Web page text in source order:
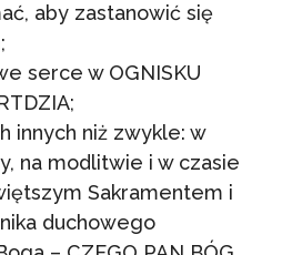
aby zastanowić się
serce w OGNISKU
innych niż zwykle: w
na modlitwie i w czasie
Sakramentem i
duchowego